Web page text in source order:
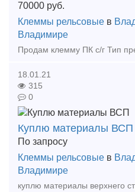
70000 руб.
Клеммы рельсовые в
Владимире
18.01.21
315
0
Куплю материалы ВСП
По запросу
Клеммы рельсовые в
Владимире